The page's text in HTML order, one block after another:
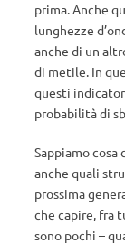
prima. Anche
lunghezze
anche di un
di metile. In
questi
probabilità di
Sappiamo cosa
anche quali
prossima
che capire, fra
sono pochi –